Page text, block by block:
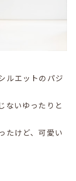
ルエットのパジ
ないゆったりと
たけど、可愛い